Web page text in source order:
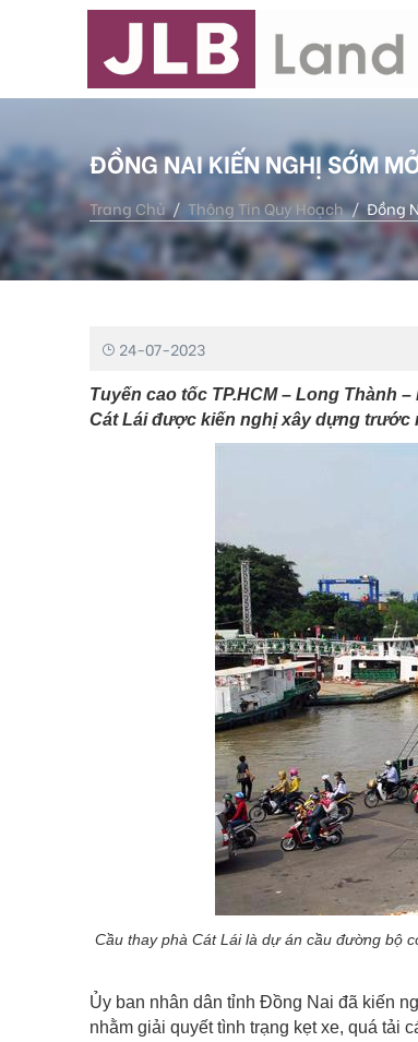
ĐỒNG NAI KIẾN NGHỊ SỚM
Trang Chủ Thông Tin Quy Hoạch Đồng
24-07-2023
Tuyến cao tốc TP.HCM – Long Thành
Cát Lái được kiến nghị xây dựng trước
Cầu thay phà Cát Lái là dự án cầu đường bộ
Ủy ban nhân dân tỉnh Đồng Nai đã kiến
nhằm giải quyết tình trạng kẹt xe, quá tải